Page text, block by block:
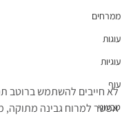
ממרחים
עוגות
עוגיות
עוף
טבעוני
לא חייבים להשתמש ברוטב
אפשר למרוח גבינה מתוקה,